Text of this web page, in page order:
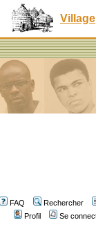
Village
FAQ
Rechercher
Profil
Se